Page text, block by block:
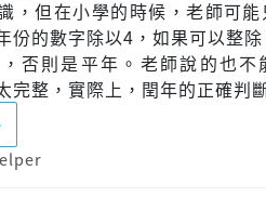
，但在小學的時候，老師可
份的數字除以4，如果可以整
否則是平年。老師說的也不
完整，實際上，閏年的正確判